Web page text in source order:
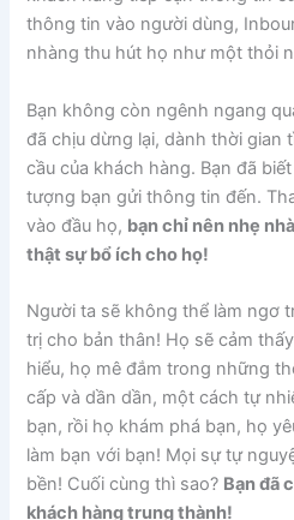
thông tin vào người dùng,
nhàng thu hút họ như một thỏi
Bạn không còn ngênh ngang
đã chịu dừng lại, dành thời gian
cầu của khách hàng. Bạn đã
tượng bạn gửi thông tin đến.
vào đầu họ, bạn chỉ nên nhẹ
thật sự bổ ích cho họ!
Người ta sẽ không thể làm ngơ
trị cho bản thân! Họ sẽ cảm
hiểu, họ mê đắm trong những
cấp và dần dần, một cách tự
bạn, rồi họ khám phá bạn, họ
làm bạn với bạn! Mọi sự tự
bền! Cuối cùng thì sao? Bạn đã
khách hàng trung thành!